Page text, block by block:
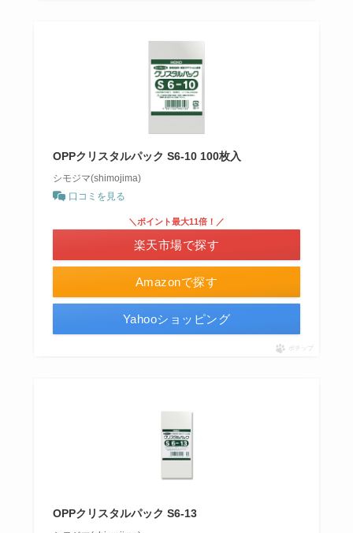
OPPクリスタルパック S6-10 100枚入
シモジマ(shimojima)
口コミを見る
Amazonで探す
＼ポイント最大11倍！／
楽天市場で探す
Yahooショッピング
ポチップ
OPPクリスタルパック S6-13